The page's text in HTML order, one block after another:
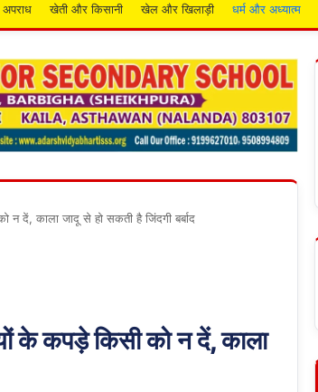
अपराध खेती और किसानी खेल और खिलाड़ी धर्म और अध्यात्म
काला जादू से हो सकती है जिंदगी बर्बाद
कपड़े किसी को न दें, काला